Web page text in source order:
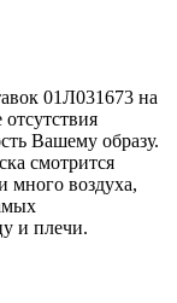
01Л031673 на
Вашему образу.
смотрится
много воздуха,
и плечи.